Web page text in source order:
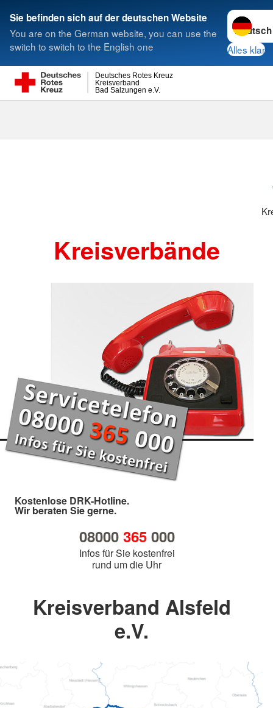
Sie befinden sich auf der deutschen Website
You are on the German website, you can use the
switch to switch to the English one
Sprache
Alles klar
Bad Salzungen e.V.
Kreisverband
Deutsches Rotes Kreuz
Suche
Kreisverbände
Kostenlose DRK-Hotline.
Wir beraten Sie gerne.
08000 365000
Infos für Sie kostenfrei
rund um die Uhr
Kreisverband Alsfeld
e.V.